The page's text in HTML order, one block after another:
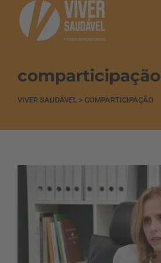
comparticipação
VIVER SAUDÁVEL > COMPARTICIPAÇÃO